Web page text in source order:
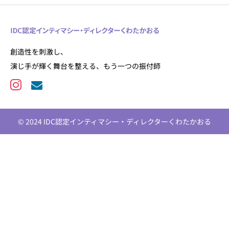
創造性を刺激し、
演じ手が輝く舞台を整える、もう一つの振付師
© 2024 IDC認定インティマシー・ディレクターくわたかおる